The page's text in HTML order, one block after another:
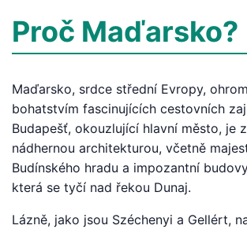
Proč Maďarsko?
Maďarsko, srdce střední Evropy,
bohatstvím fascinujících cestovních
Budapešť, okouzlující hlavní město, je
nádhernou architekturou, včetně
Budínského hradu a impozantní
která se tyčí nad řekou Dunaj.
Lázně, jako jsou Széchenyi a Gellért,